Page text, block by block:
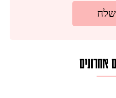
אחרונים